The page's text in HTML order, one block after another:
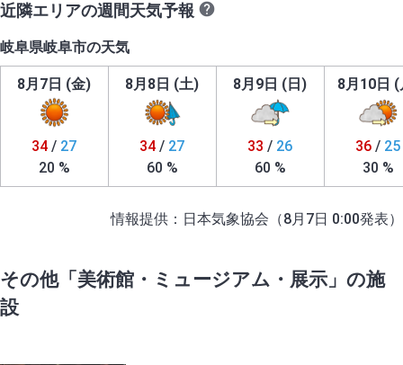
近隣エリアの週間天気予報
岐阜県岐阜市の天気
8月7日 (金)
34 / 27
20 %
8月8日 (土)
34 / 27
60 %
8月9日 (日)
33 / 26
60 %
8月10日 (
36 / 25
30 %
情報提供：日本気象協会（8月7日 0:00発表）
その他「美術館・ミュージアム・展示」の施
設